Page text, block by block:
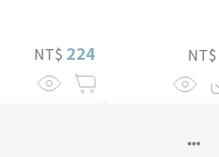
NT$ 224 NT$